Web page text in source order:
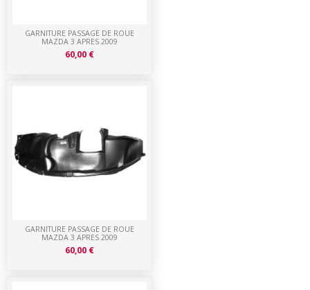
GARNITURE PASSAGE DE ROUE
MAZDA 3 APRES 2009
60,00 €
GARNITURE PASSAGE DE ROUE
MAZDA 3 APRES 2009
60,00 €